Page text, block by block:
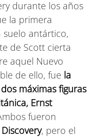
durante los años
la primera
suelo antártico,
de Scott cierta
aquel Nuevo
de ello, fue la
máximas figuras
Ernst
fueron
, pero el